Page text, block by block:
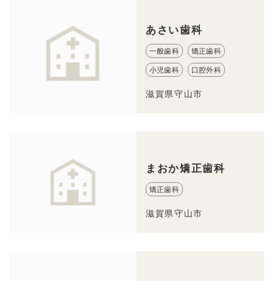
あさい歯科
一般歯科 矯正歯科
小児歯科 口腔外科
滋賀県守山市
まおか矯正歯科
矯正歯科
滋賀県守山市